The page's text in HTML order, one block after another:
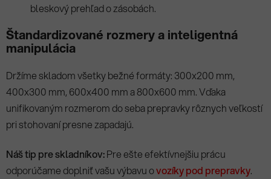
bleskový prehľad o zásobách.
Štandardizované rozmery a inteligentná
manipulácia
Držíme skladom všetky bežné formáty: 300x200 mm,
400x300 mm, 600x400 mm a 800x600 mm. Vďaka
unifikovaným rozmerom do seba prepravky rôznych veľkostí
pri stohovaní presne zapadajú.
Náš tip pre skladníkov:Pre ešte efektívnejšiu prácu
odporúčame doplniť vašu výbavu ovozíky pod prepravky.